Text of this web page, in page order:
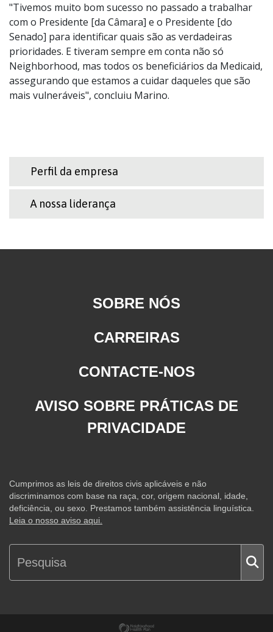
"Tivemos muito bom sucesso no passado a trabalhar
com o Presidente [da Câmara] e o Presidente [do
Senado] para identificar quais são as verdadeiras
prioridades. E tiveram sempre em conta não só
Neighborhood, mas todos os beneficiários da Medicaid,
assegurando que estamos a cuidar daqueles que são
mais vulneráveis", concluiu Marino.
Perfil da empresa
A nossa liderança
SOBRE NÓS
CARREIRAS
CONTACTE-NOS
AVISO SOBRE PRÁTICAS DE
PRIVACIDADE
Cumprimos as leis de direitos civis aplicáveis e não
discriminamos com base na raça, cor, origem nacional, idade,
deficiência, ou sexo. Prestamos também assistência linguística.
Leia o nosso aviso aqui.